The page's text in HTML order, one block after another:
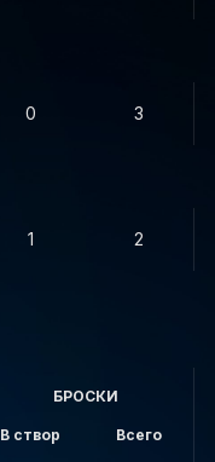
0 3
1 2
БРОСКИ
В створ Всего